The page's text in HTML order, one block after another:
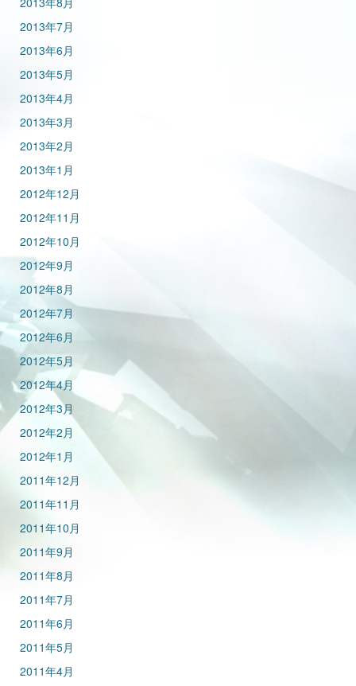
2013年7月
2013年6月
2013年5月
2013年4月
2013年3月
2013年2月
2013年1月
2012年12月
2012年11月
2012年10月
2012年9月
2012年8月
2012年7月
2012年6月
2012年5月
2012年4月
2012年3月
2012年2月
2012年1月
2011年12月
2011年11月
2011年10月
2011年9月
2011年8月
2011年7月
2011年6月
2011年5月
2011年4月